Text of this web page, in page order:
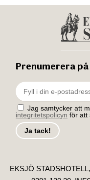
EKSJÖ
Prenumerera
Jag samtycker att
integritetspolicyn för att